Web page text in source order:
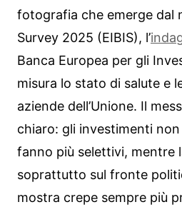
fotografia che emerge dal
Survey 2025 (EIBIS), l’
Banca Europea per gli
misura lo stato di salute e
aziende dell’Unione. Il
chiaro: gli investimenti
fanno più selettivi, mentre
soprattutto sul fronte
mostra crepe sempre più